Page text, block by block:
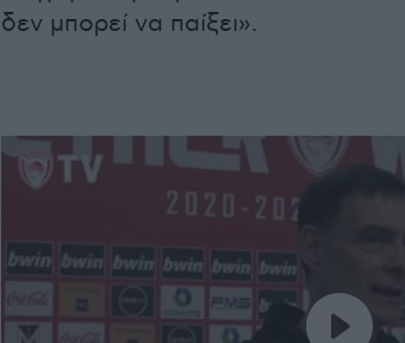
δεν μπορεί να παίξει».